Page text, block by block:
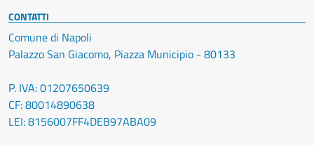
CONTATTI
Comune di Napoli
Palazzo San Giacomo, Piazza Municipio - 80133
P. IVA: 01207650639
CF: 80014890638
LEI: 8156007FF4DEB97ABA09